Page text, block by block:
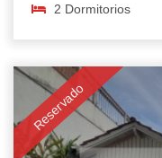
2 Dormitorios
Reservado